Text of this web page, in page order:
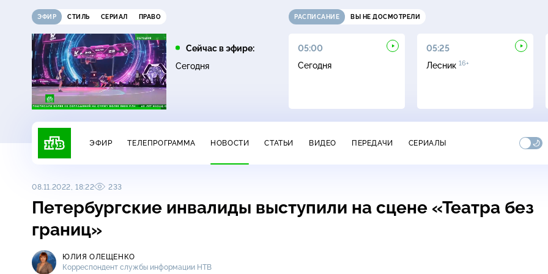
ЭФИР СТИЛЬ СЕРИАЛ ПРАВО
Сейчас в эфире:
Сегодня
РАСПИСАНИЕ ВЫ НЕ ДОСМОТРЕЛИ
01:45
Лесник16+
03:30
Утро. Самое лучшее
05:00
Сегодня
05:25
Лесник 16+
ЭФИР ТЕЛЕПРОГРАММА НОВОСТИ СТАТЬИ ВИДЕО ПЕРЕДАЧИ СЕРИАЛЫ
08.11.2022, 18:22 233
Петербургские инвалиды выступили на сцене «Театра без
границ»
ЮЛИЯ ОЛЕЩЕНКО
Корреспондент службы информации НТВ